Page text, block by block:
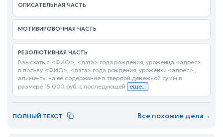
ОПИСАТЕЛЬНАЯ ЧАСТЬ
МОТИВИРОВОЧНАЯ ЧАСТЬ
РЕЗОЛЮТИВНАЯ ЧАСТЬ
Взыскать с <ФИО>, <дата> года рождения, уроженца <адрес>
в пользу <ФИО>, <дата> года рождения, уроженки <адрес> ,
алименты на её содержание в твердой денежной сумм в
размере 15 000 руб. с последующей
еще...
ПОЛНЫЙ ТЕКСТ Все похожие дела→